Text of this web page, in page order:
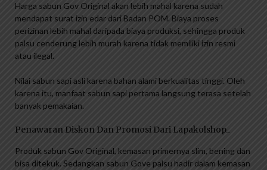
Harga sabun Gov Original akan lebih mahal karena sudah
mendapat surat izin edar dari Badan POM. Biaya proses
perizinan lebih mahal daripada biaya produksi, sehingga produk
palsu cenderung lebih murah karena tidak memiliki izin resmi
atau ilegal.
Nilai sabun sapi asli karena bahan alami berkualitas tinggi. Oleh
karena itu, manfaat sabun sapi pertama langsung terasa setelah
banyak pemakaian.
Penawaran Diskon Dan Promosi Dari Lapakolshop_
Produk sabun Gov Original, kemasan primernya slim, bening dan
bisa ditekuk. Sedangkan sabun Gove palsu hadir dalam kemasan